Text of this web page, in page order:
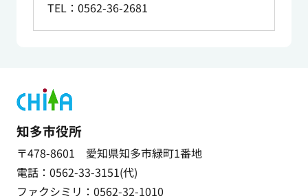
TEL：0562-36-2681
知多市役所
〒478-8601 愛知県知多市緑町1番地
電話：0562-33-3151(代)
ファクシミリ：0562-32-1010